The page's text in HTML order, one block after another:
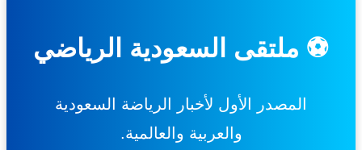
⚽ ملتقى السعودية الرياضي
المصدر الأول لأخبار الرياضة السعودية
والعربية والعالمية.